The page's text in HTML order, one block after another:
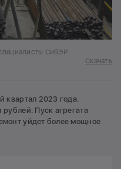
СибЭР
Скачать
квартал 2023 года.
Пуск агрегата
уйдет более мощное